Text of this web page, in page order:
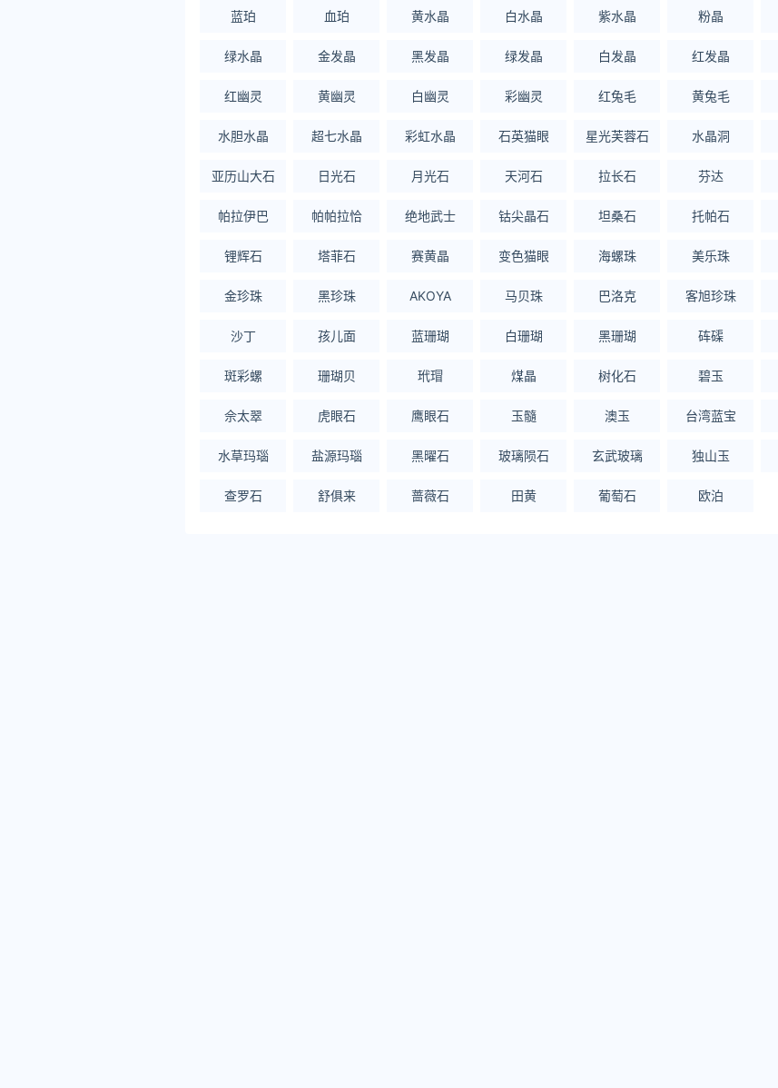
蓝珀 血珀 黄水晶 白水晶 紫水晶 粉晶
绿水晶 金发晶 黑发晶 绿发晶 白发晶 红发晶
红幽灵 黄幽灵 白幽灵 彩幽灵 红兔毛 黄兔毛
水胆水晶 超七水晶 彩虹水晶 石英猫眼 星光芙蓉石 水晶洞
亚历山大石 日光石 月光石 天河石 拉长石 芬达
帕拉伊巴 帕帕拉恰 绝地武士 钴尖晶石 坦桑石 托帕石
锂辉石 塔菲石 赛黄晶 变色猫眼 海螺珠 美乐珠
金珍珠 黑珍珠 AKOYA 马贝珠 巴洛克 客旭珍珠
沙丁 孩儿面 蓝珊瑚 白珊瑚 黑珊瑚 砗磲
斑彩螺 珊瑚贝 玳瑁 煤晶 树化石 碧玉
佘太翠 虎眼石 鹰眼石 玉髓 澳玉 台湾蓝宝
水草玛瑙 盐源玛瑙 黑曜石 玻璃陨石 玄武玻璃 独山玉
查罗石 舒俱来 蔷薇石 田黄 葡萄石 欧泊